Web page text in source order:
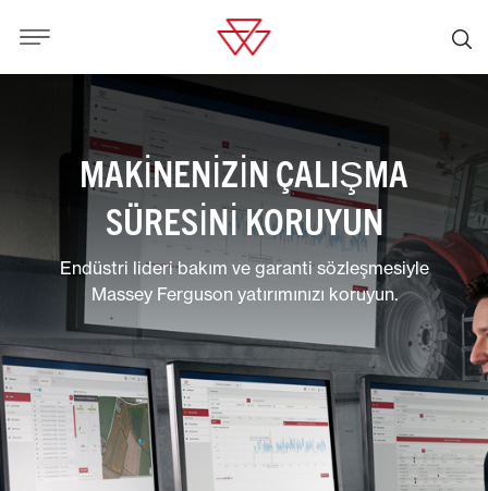
MAKİNENİZİN ÇALIŞMA
SÜRESİNİ KORUYUN
Endüstri lideri bakım ve garanti sözleşmesiyle
Massey Ferguson yatırımınızı koruyun.